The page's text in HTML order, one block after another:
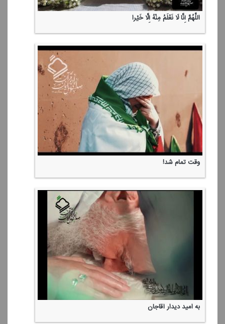
اللَّهُمَّ إِنَّا لَا نَعْلَمُ مِنْهُ إِلَّا خَیْرا
وقت تمام شد!
به امید دیدار آقاجان